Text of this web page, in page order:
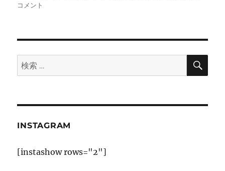
稿
さ
に
コメント
検
索:
検
INSTAGRAM
[instashow rows="2"]